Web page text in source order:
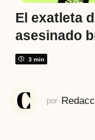
r
s
7
s
El exatleta
asesinado
3 min
por